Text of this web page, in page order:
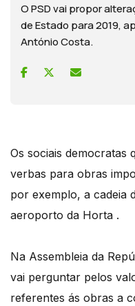
O PSD vai propor
de Estado para 2019,
António Costa.
Os sociais democratas
verbas para obras
por exemplo, a cadeia
aeroporto da Horta .
Na Assembleia da
vai perguntar pelos
referentes ás obras a